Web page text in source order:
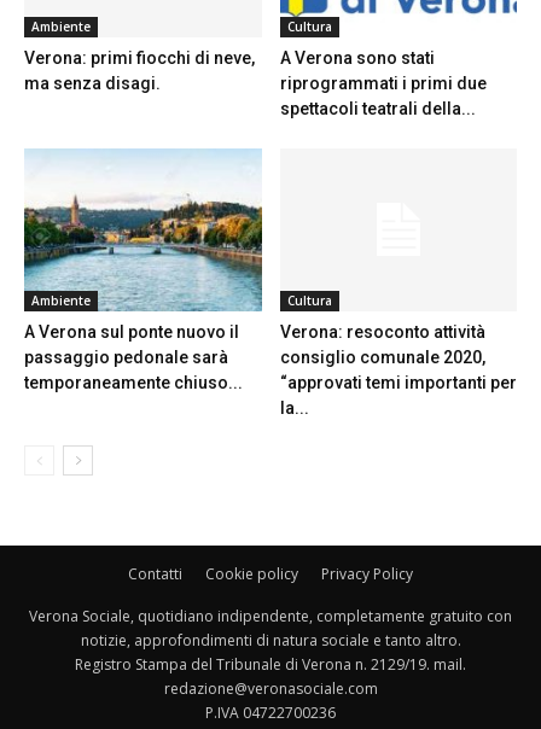
Ambiente
Verona: primi fiocchi di neve,
ma senza disagi.
Cultura
A Verona sono stati
riprogrammati i primi due
spettacoli teatrali della...
Ambiente
A Verona sul ponte nuovo il
passaggio pedonale sarà
temporaneamente chiuso...
Cultura
Verona: resoconto attività
consiglio comunale 2020,
“approvati temi importanti per
la...
Contatti Cookie policy Privacy Policy
Verona Sociale, quotidiano indipendente, completamente gratuito con
notizie, approfondimenti di natura sociale e tanto altro.
Registro Stampa del Tribunale di Verona n. 2129/19. mail.
redazione@veronasociale.com
P.IVA 04722700236